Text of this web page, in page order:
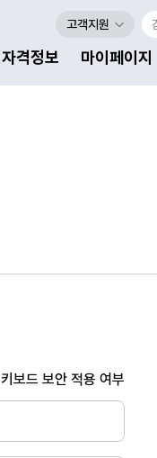
자격정보 마이페이지
고객지원
키보드 보안 적용 여부